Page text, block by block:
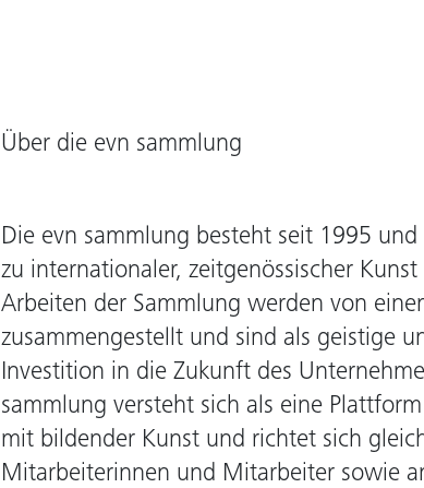
Über die evn sammlung
Die evn sammlung besteht seit 1995
zu internationaler, zeitgenössischer Kunst
Arbeiten der Sammlung werden von
zusammengestellt und sind als geistige
Investition in die Zukunft des
sammlung versteht sich als eine
mit bildender Kunst und richtet sich
Mitarbeiterinnen und Mitarbeiter sowie